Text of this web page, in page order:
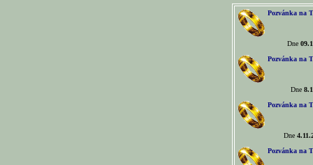
Pozvánka na
Dne
Pozvánka na
Dne
Pozvánka na
Dne
Pozvánka na